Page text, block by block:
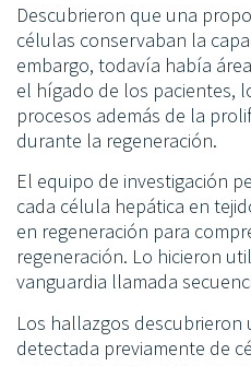
Descubrieron que una
células conservaban la
embargo, todavía había
el hígado de los pacientes,
procesos además de la
durante la regeneración.
El equipo de investigación
cada célula hepática en
en regeneración para
regeneración. Lo hicieron
vanguardia llamada
Los hallazgos
detectada previamente de